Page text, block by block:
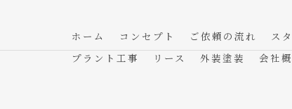
ホーム コンセプト ご依頼の流れ ス
プラント工事
リース 外装塗装 会社